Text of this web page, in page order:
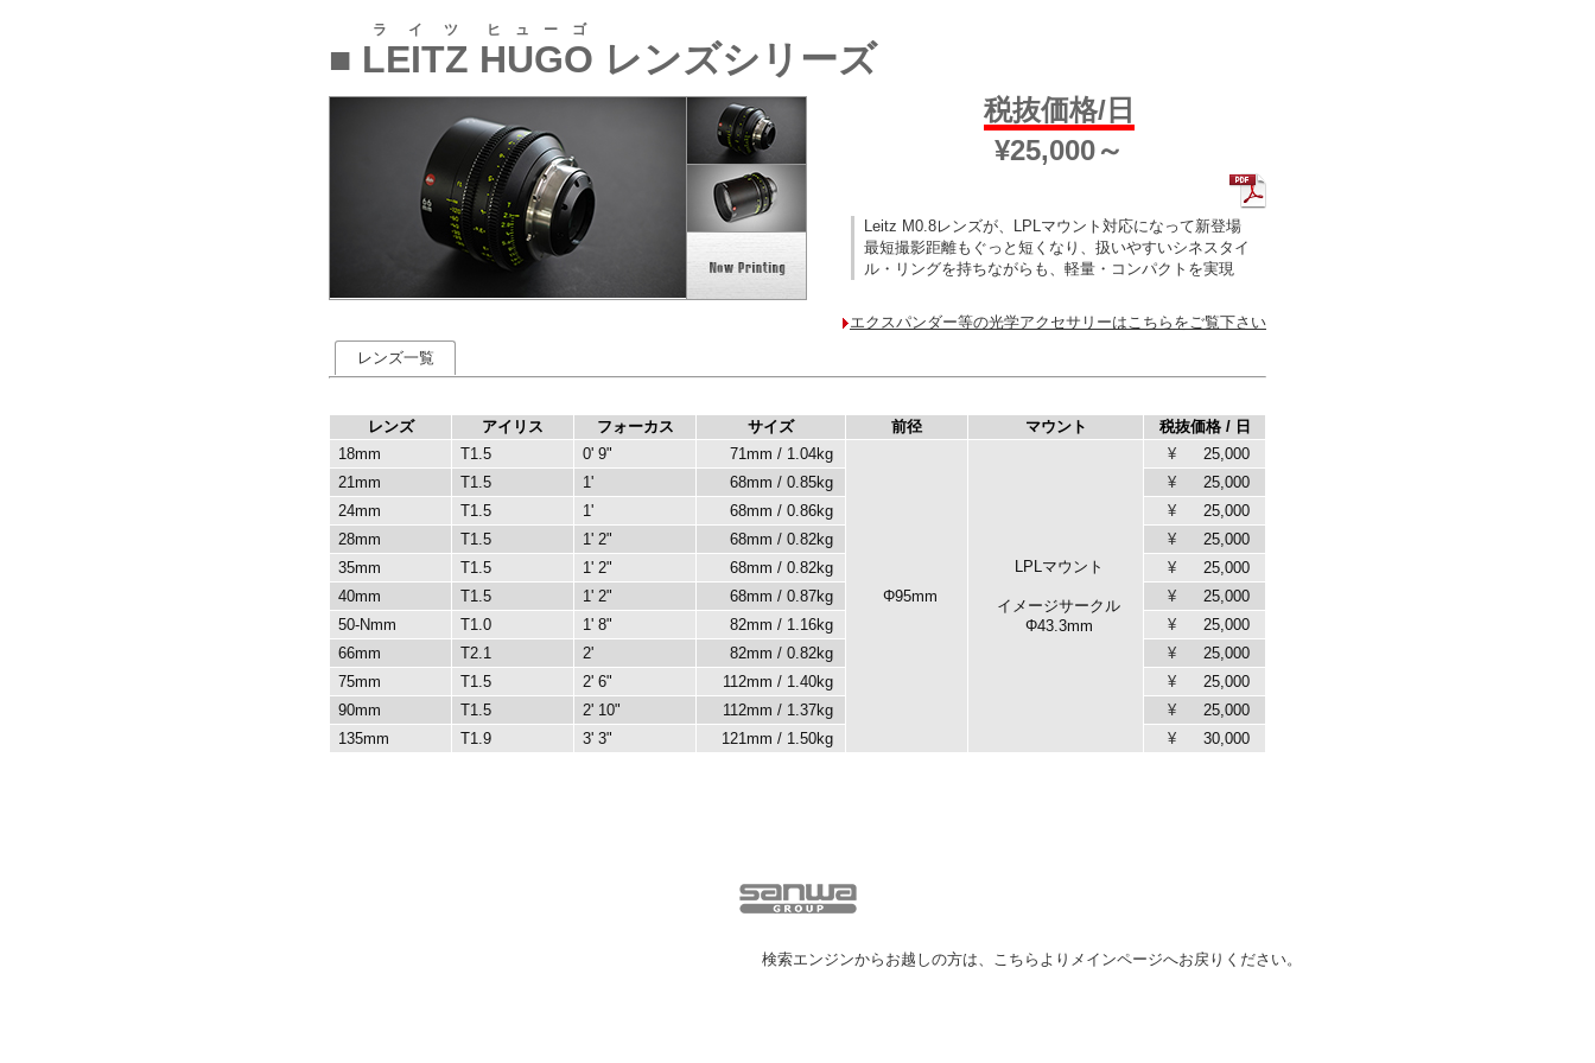
■ LEITZ
ライツ
HUGO
ヒューゴ
レンズシリーズ
税抜価格/日
¥25,000～
Leitz M0.8レンズが、LPLマウント対応になって新登場
最短撮影距離もぐっと短くなり、扱いやすいシネスタイ
ル・リングを持ちながらも、軽量・コンパクトを実現
エクスパンダー等の光学アクセサリーはこちらをご覧下さい
レンズ一覧
レンズ アイリス フォーカス サイズ 前径 マウント
税抜価格 / 日
18mm
T1.5 0' 9" 71mm / 1.04kg
Φ95mm
LPLマウント
イメージサークル
Φ43.3mm
¥
25,000
21mm
T1.5 1' 68mm / 0.85kg ¥
25,000
24mm
T1.5 1' 68mm / 0.86kg ¥
25,000
28mm
T1.5 1' 2" 68mm / 0.82kg ¥
25,000
35mm
T1.5 1' 2" 68mm / 0.82kg ¥
25,000
40mm
T1.5 1' 2" 68mm / 0.87kg ¥
25,000
50-Nmm
T1.0 1' 8" 82mm / 1.16kg ¥
25,000
66mm
T2.1 2' 82mm / 0.82kg ¥
25,000
75mm
T1.5 2' 6" 112mm / 1.40kg ¥
25,000
90mm
T1.5 2' 10" 112mm / 1.37kg ¥
25,000
135mm
T1.9 3' 3" 121mm / 1.50kg ¥ 30,000
検索エンジンからお越しの方は、こちらよりメインページへお戻りください。